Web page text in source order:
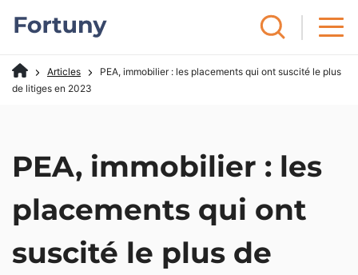
Articles
PEA, immobilier : les placements qui ont suscité le plus
de litiges en 2023
PEA, immobilier : les
placements qui ont
suscité le plus de